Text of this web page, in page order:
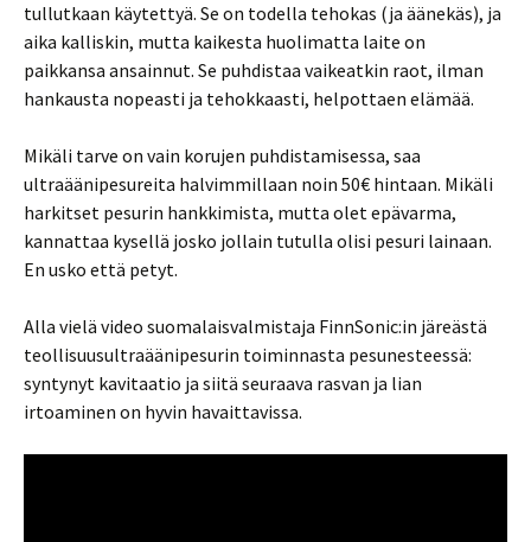
tullutkaan käytettyä. Se on todella tehokas (ja äänekäs), ja
aika kalliskin, mutta kaikesta huolimatta laite on
paikkansa ansainnut. Se puhdistaa vaikeatkin raot, ilman
hankausta nopeasti ja tehokkaasti, helpottaen elämää.
Mikäli tarve on vain korujen puhdistamisessa, saa
ultraäänipesureita halvimmillaan noin 50€ hintaan. Mikäli
harkitset pesurin hankkimista, mutta olet epävarma,
kannattaa kysellä josko jollain tutulla olisi pesuri lainaan.
En usko että petyt.
Alla vielä video suomalaisvalmistaja FinnSonic:in järeästä
teollisuusultraäänipesurin toiminnasta pesunesteessä:
syntynyt kavitaatio ja siitä seuraava rasvan ja lian
irtoaminen on hyvin havaittavissa.